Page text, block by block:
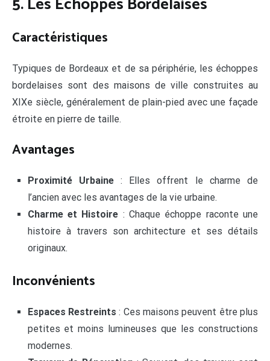
Caractéristiques
Typiques de Bordeaux et de sa périphérie, les échoppes
bordelaises sont des maisons de ville construites au
XIXe siècle, généralement de plain-pied avec une façade
étroite en pierre de taille.
Avantages
Proximité Urbaine: Elles offrent le charme de
l’ancien avec les avantages de la vie urbaine.
Charme et Histoire : Chaque échoppe raconte une
histoire à travers son architecture et ses détails
originaux.
Inconvénients
Espaces Restreints : Ces maisons peuvent être plus
petites et moins lumineuses que les constructions
modernes.